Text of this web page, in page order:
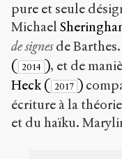
pure et seule
Michael
de signesde Barthes.
( 2014 ), et de
Heck ( 2017 )
écriture à la
et du haïku.